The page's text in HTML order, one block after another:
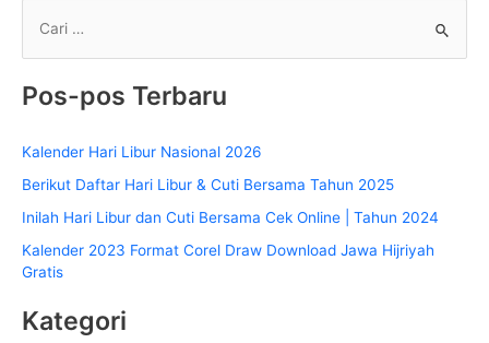
i
n
t
u
k
:
Pos-pos Terbaru
Kalender Hari Libur Nasional 2026
Berikut Daftar Hari Libur & Cuti Bersama Tahun 2025
Inilah Hari Libur dan Cuti Bersama Cek Online | Tahun 2024
Kalender 2023 Format Corel Draw Download Jawa Hijriyah
Gratis
Kategori